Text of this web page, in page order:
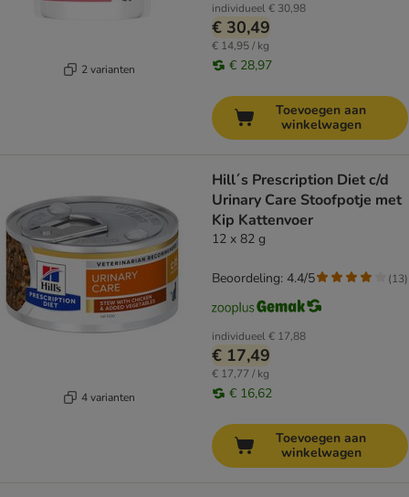
2 varianten
individueel€ 30,98
€ 30,49
€ 14,95 / kg
€ 28,97
Toevoegen aan
winkelwagen
4 varianten
Hill´s Prescription Diet c/d
Urinary Care Stoofpotje met
Kip Kattenvoer
12 x 82 g
individueel€ 17,88
€ 17,49
€ 17,77 / kg
€ 16,62
Beoordeling: 4.4/5 (13)
Toevoegen aan
winkelwagen